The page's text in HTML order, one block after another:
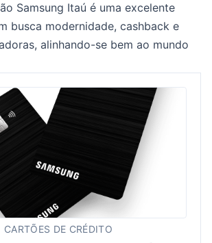
Samsung Itaú é uma excelente
busca modernidade, cashback e
alinhando-se bem ao mundo
CARTÕES DE CRÉDITO